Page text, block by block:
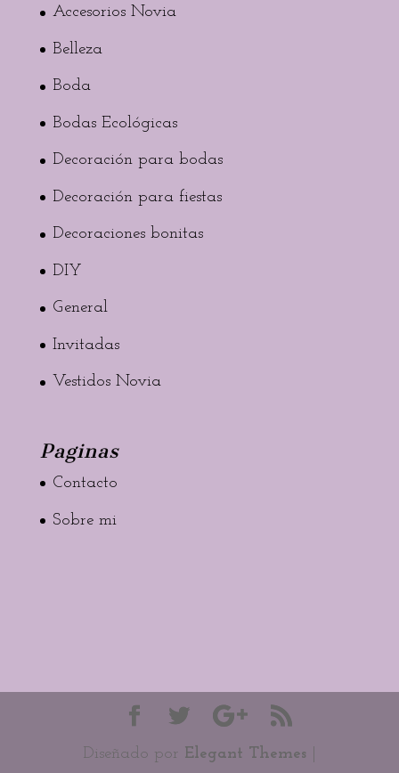
Accesorios Novia
Belleza
Boda
Bodas Ecológicas
Decoración para bodas
Decoración para fiestas
Decoraciones bonitas
DIY
General
Invitadas
Vestidos Novia
Paginas
Contacto
Sobre mi
Diseñado por Elegant Themes